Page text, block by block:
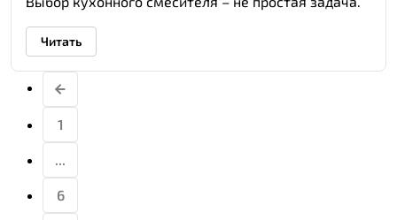
Читать
1
...
6